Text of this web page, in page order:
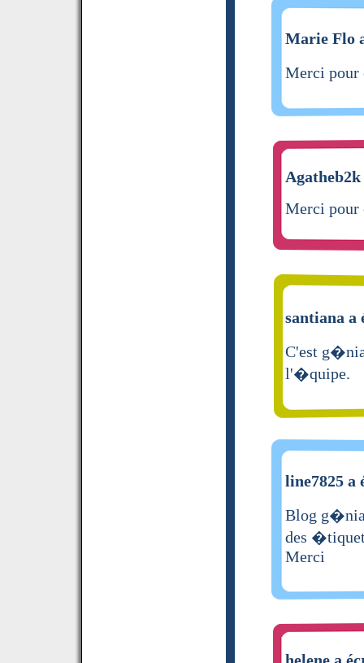
Marie Flo
Merci pour
Merci pour
santiana
C'est
l'�quipe.
line7825
Blog
des
Merci